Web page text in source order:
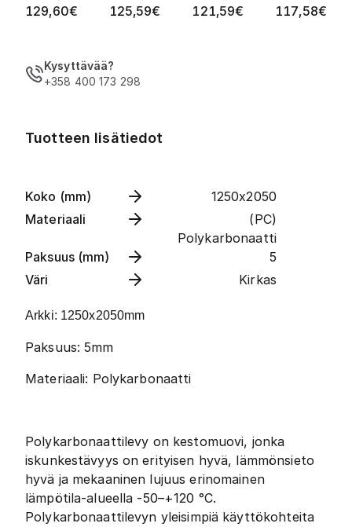
129,60€ 125,59€ 121,59€ 117,58€
Kysyttävää?
+358 400 173 298
Tuotteen lisätiedot
Koko (mm)
1250x2050
Materiaali
(PC)
Polykarbonaatti
Paksuus (mm)
5
Väri
Kirkas
Arkki: 1250x2050mm
Paksuus: 5mm
Materiaali: Polykarbonaatti
Polykarbonaattilevy on kestomuovi, jonka
iskunkestävyys on erityisen hyvä, lämmönsieto
hyvä ja mekaaninen lujuus erinomainen
lämpötila-alueella -50–+120 °C.
Polykarbonaattilevyn yleisimpiä käyttökohteita